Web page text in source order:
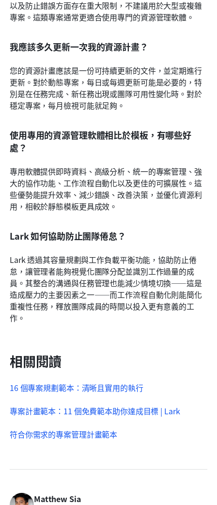
以及防止錯誤方面存在重大限制，不建議用於大型或複雜
專案。這類專案通常更適合使用專門的資源管理軟體。
我應該多久更新一次我的資源計畫？
您的資源計畫應該是一份可持續更新的文件，並定期進行
更新。對於動態專案，每日或每週更新可能是必要的，特
別是在任務完成、新任務出現或團隊可用性變化時。對於
穩定專案，每月檢視可能就足夠。
使用專用的資源管理軟體相比於模板，有哪些好
處？
專用軟體提供即時資料、高級分析、統一的專案管理、強
大的協作功能、工作流程自動化以及更佳的可擴展性。這
些優勢能提升效率、減少錯誤、改善決策，並優化資源利
用，相較於靜態模板更具成效。
Lark 如何協助防止團隊倦怠？
Lark 透過其容量規劃與工作負載平衡功能，協助防止倦
怠，讓管理者能夠視覺化團隊分配並識別工作過量的成
員。其整合的溝通與任務管理也能減少情境切換——這是
造成壓力的主要因素之一——而工作流程自動化則能簡化
重複性任務，釋放團隊成員的時間以投入更有意義的工
作。
相關閱讀
16 個專案規劃範本：清晰且實用的執行
專案計畫範本：11 個免費範本助你達成目標 | Lark
符合你需求的專案管理計畫範本
Matthew Sia